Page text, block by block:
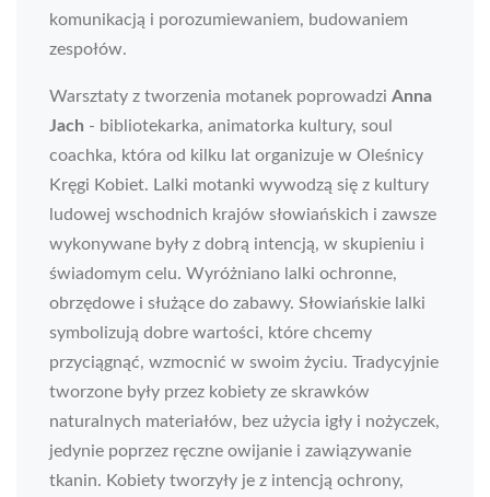
komunikacją i porozumiewaniem, budowaniem
zespołów.
Warsztaty z tworzenia motanek poprowadzi Anna
Jach - bibliotekarka, animatorka kultury, soul
coachka, która od kilku lat organizuje w Oleśnicy
Kręgi Kobiet. Lalki motanki wywodzą się z kultury
ludowej wschodnich krajów słowiańskich i zawsze
wykonywane były z dobrą intencją, w skupieniu i
świadomym celu. Wyróżniano lalki ochronne,
obrzędowe i służące do zabawy. Słowiańskie lalki
symbolizują dobre wartości, które chcemy
przyciągnąć, wzmocnić w swoim życiu. Tradycyjnie
tworzone były przez kobiety ze skrawków
naturalnych materiałów, bez użycia igły i nożyczek,
jedynie poprzez ręczne owijanie i zawiązywanie
tkanin. Kobiety tworzyły je z intencją ochrony,